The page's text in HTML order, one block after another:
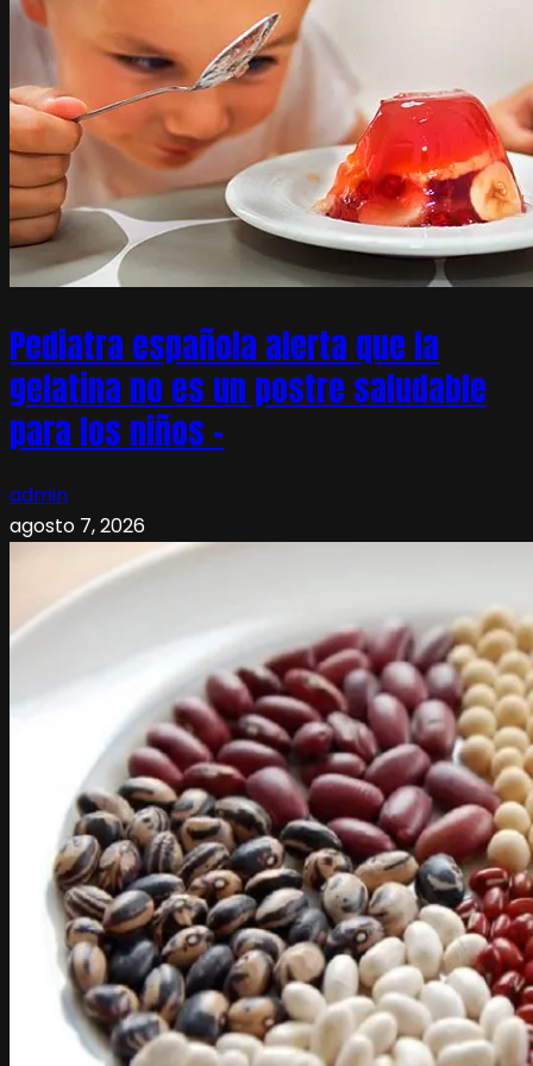
Pediatra española alerta que la
gelatina no es un postre saludable
para los niños –
admin
agosto 7, 2026